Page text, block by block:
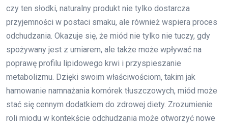
czy ten słodki, naturalny produkt nie tylko dostarcza
przyjemności w postaci smaku, ale również wspiera proces
odchudzania. Okazuje się, że miód nie tylko nie tuczy, gdy
spożywany jest z umiarem, ale także może wpływać na
poprawę profilu lipidowego krwi i przyspieszanie
metabolizmu. Dzięki swoim właściwościom, takim jak
hamowanie namnażania komórek tłuszczowych, miód może
stać się cennym dodatkiem do zdrowej diety. Zrozumienie
roli miodu w kontekście odchudzania może otworzyć nowe